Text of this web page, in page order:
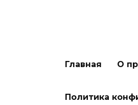
Главная О
Политика